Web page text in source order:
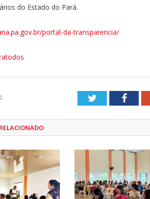
do Estado do Pará.
portal-da-transparencia/
Twitter